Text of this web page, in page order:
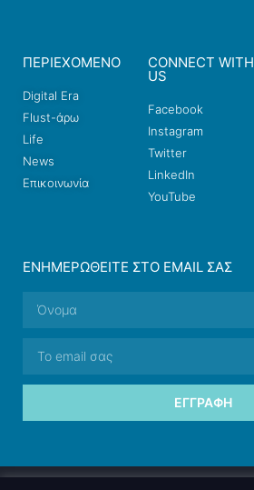
ΠΕΡΙΕΧΟΜΕΝΟ
Digital Era
Flust-άρω
Life
News
Επικοινωνία
CONNECT WITH
US
Facebook
Instagram
Twitter
LinkedIn
YouTube
ΕΝΗΜΕΡΩΘΕΊΤΕ ΣΤΟ EMAIL ΣΑΣ
ΕΓΓΡΑΦΉ